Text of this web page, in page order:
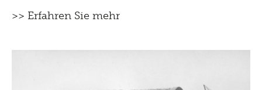
>> Erfahren Sie mehr